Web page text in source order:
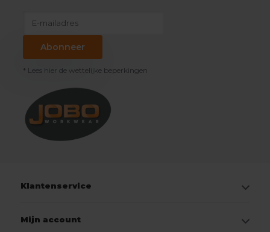
Abonneer
* Lees hier de wettelijke beperkingen
Klantenservice
Mijn account